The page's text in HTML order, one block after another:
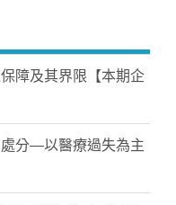
障及其界限【本期企
分—以醫療過失為主